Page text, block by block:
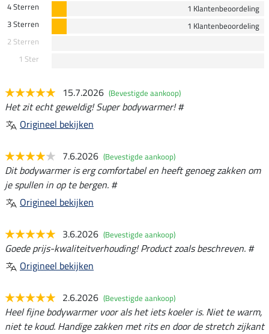
4 Sterren
1 Klantenbeoordeling
3 Sterren
1 Klantenbeoordeling
2 Sterren
1 Ster
15.7.2026 (Bevestigde aankoop)
Het zit echt geweldig! Super bodywarmer! #
Origineel bekijken
7.6.2026 (Bevestigde aankoop)
Dit bodywarmer is erg comfortabel en heeft genoeg zakken om
je spullen in op te bergen. #
Origineel bekijken
3.6.2026 (Bevestigde aankoop)
Goede prijs-kwaliteitverhouding! Product zoals beschreven. #
Origineel bekijken
2.6.2026 (Bevestigde aankoop)
Heel fijne bodywarmer voor als het iets koeler is. Niet te warm,
niet te koud. Handige zakken met rits en door de stretch zijkant